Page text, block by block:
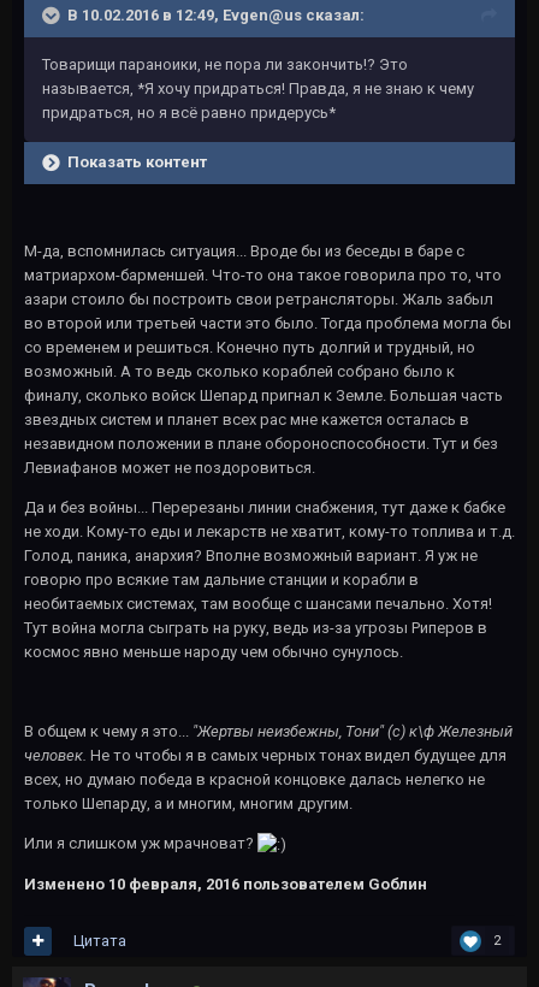
В 10.02.2016 в 12:49, Evgen@us сказал:
Товарищи параноики, не пора ли закончить!? Это
называется, *Я хочу придраться! Правда, я не знаю к чему
придраться, но я всё равно придерусь*
Показать контент
М-да, вспомнилась ситуация... Вроде бы из беседы в баре с
матриархом-барменшей. Что-то она такое говорила про то, что
азари стоило бы построить свои ретрансляторы. Жаль забыл
во второй или третьей части это было. Тогда проблема могла бы
со временем и решиться. Конечно путь долгий и трудный, но
возможный. А то ведь сколько кораблей собрано было к
финалу, сколько войск Шепард пригнал к Земле. Большая часть
звездных систем и планет всех рас мне кажется осталась в
незавидном положении в плане обороноспособности. Тут и без
Левиафанов может не поздоровиться.
Да и без войны... Перерезаны линии снабжения, тут даже к бабке
не ходи. Кому-то еды и лекарств не хватит, кому-то топлива и т.д.
Голод, паника, анархия? Вполне возможный вариант. Я уж не
говорю про всякие там дальние станции и корабли в
необитаемых системах, там вообще с шансами печально. Хотя!
Тут война могла сыграть на руку, ведь из-за угрозы Риперов в
космос явно меньше народу чем обычно сунулось.
В общем к чему я это... "Жертвы неизбежны, Тони" (с) к\ф Железный
человек. Не то чтобы я в самых черных тонах видел будущее для
всех, но думаю победа в красной концовке далась нелегко не
только Шепарду, а и многим, многим другим.
Или я слишком уж мрачноват?
Изменено 10 февраля, 2016 пользователем Gоблин
2
Цитата